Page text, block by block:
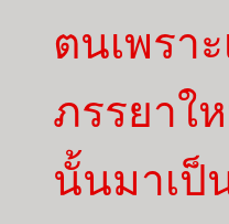
ตนเพรา
ภรรยา
นั้นมาเป็